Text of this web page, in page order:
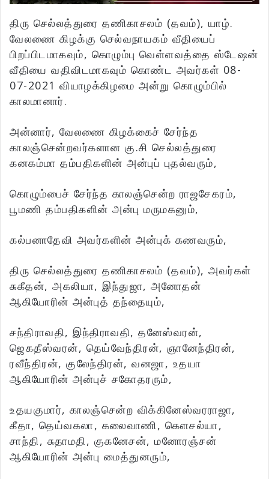
திரு செல்லத்துரை தணிகாசலம் (தவம்), யாழ்.
வேலணை கிழக்கு செல்வநாயகம் வீதியைப்
பிறப்பிடமாகவும், கொழும்பு வெள்ளவத்தை ஸ்டேஷன்
வீதியை வதிவிடமாகவும் கொண்ட அவர்கள் 08-
07-2021 வியாழக்கிழமை அன்று கொழும்பில்
காலமானார்.
அன்னார், வேலணை கிழக்கைச் சேர்ந்த
காலஞ்சென்றவர்களான கு.சி செல்லத்துரை
கனகம்மா தம்பதிகளின் அன்புப் புதல்வரும்,
கொழும்பைச் சேர்ந்த காலஞ்சென்ற ராஜசேகரம்,
பூமணி தம்பதிகளின் அன்பு மருமகனும்,
கல்பனாதேவி அவர்களின் அன்புக் கணவரும்,
திரு செல்லத்துரை தணிகாசலம் (தவம்), அவர்கள்
சுகீதன், அகலியா, இந்துஜா, அனோதன்
ஆகியோரின் அன்புத் தந்தையும்,
சந்திராவதி, இந்திராவதி, தனேஸ்வரன்,
ஜெகதீஸ்வரன், தெய்வேந்திரன், ஞானேந்திரன்,
ரவீந்திரன், குலேந்திரன், வனஜா, உதயா
ஆகியோரின் அன்புச் சகோதரரும்,
உதயகுமார், காலஞ்சென்ற விக்கினேஸ்வரராஜா,
கீதா, தெய்வகலா, கலைவாணி, கௌசல்யா,
சாந்தி, சுதாமதி, குகனேசன், மனோரஞ்சன்
ஆகியோரின் அன்பு மைத்துனரும்,